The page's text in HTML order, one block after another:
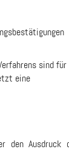
sind für
eine
den Ausdruck